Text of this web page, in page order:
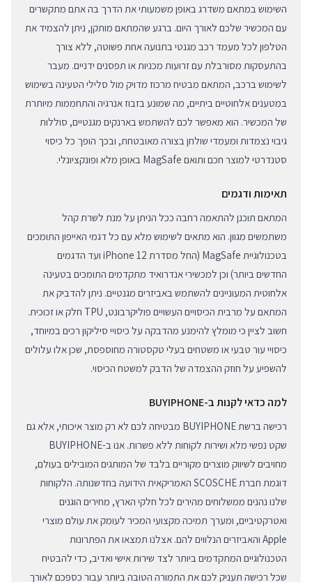
השימוש במתאם משדרג באופן משמעותי את הדרך בה אתם מתקשרים
עם המכשיר שלכם לאורך היום. ברגע שהמתאם מותקן, ניתן להצמיד את
הטלפון לכל מעמד רכב מגנטי בתנועה אחת פשוטה, ללא צורך
בהתעסקות מסורבלת עם זרועות מכניות או תפסנים ידניים. מעבר
לשימוש ברכב, המתאם מבטיח מרכוז מדויק מול סלילי הטעינה בשימוש
במטענים אלחוטיים ביתיים, מה שמונע בזבוז אנרגיה והתחממות מיותרת
של המכשיר. הוא מאפשר לכם להשתמש בארנקים מגנטיים, סוללות
גיבוי נצמדות ומעמדי שולחן בצורה מאובטחת, ובכך הופך כל כיסוי
סטנדרטי למוצר חכם ותואם MagSafe באופן מלא ופונקציונלי.
תאימות ודגמים
המתאם תוכנן להתאמה רחבה ככל הניתן על מנת לשרת קהל
משתמשים מגוון. הוא מתאים לשימוש מלא עם כל דגמי האייפון התומכים
בטכנולוגיית MagSafe (החל מסדרת iPhone 12 ועד הדגמים
החדשים ביותר) וכן למכשירי אנדרואיד מתקדמים התומכים בטעינה
אלחוטית המעוניינים להשתמש באביזרים מגנטיים. ניתן להדביק את
המתאם על מרבית הכיסויים העשויים פוליקרבונט, TPU חלק או זכוכית.
חשוב לציין כי מומלץ להימנע מהדבקה על כיסויי סיליקון רכים במיוחד,
כיסויי עור טבעי או משטחים בעלי טקסטורה מחוספסת, שכן אלו עלולים
להשפיע על חוזק ההצמדה של הדבק למשטח הכיסוי.
למה כדאי לקנות ב-BUYIPHONE
רכישה ברשת BUYIPHONE מבטיחה לכם לא רק מוצר איכותי, אלא גם
שקט נפשי מלא ושירות לקוחות ללא פשרות. אנו ב-BUYIPHONE
מחויבים לשיווק מוצרים מקוריים בלבד של המותגים המובילים בעולם,
דוגמת חברת SCOSCHE האמריקאית הידועה בחדשנותה. הלקוחות
שלנו נהנים ממשלוחים מהירים לכל חלקי הארץ, מחירים הוגנים
ואטרקטיביים, ומערך תמיכה מקצועי המכיר לעומק את עולם מוצרי
Apple והאביזרים הנלווים להם. אצלנו תמצאו את הפתרונות
הטכנולוגיים המתקדמים ביותר לצד שירות אישי ואדיב, כדי להבטיח
שכל רכישה תעניק לכם את התמורה הטובה ביותר עבור כספכם לאורך